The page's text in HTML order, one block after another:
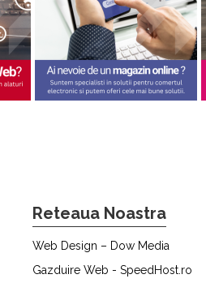
Reteaua Noastra
Web Design – Dow Media
Gazduire Web - SpeedHost.ro